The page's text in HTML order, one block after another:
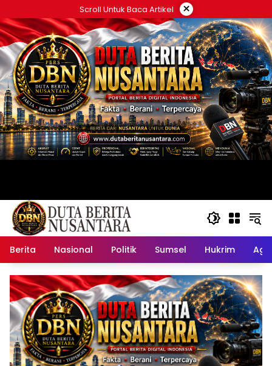
ke
konten
Scroll Untuk Baca Artikel ×
Berita Nasional Politik Sumsel Hukrim